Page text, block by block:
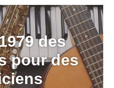
des
pour des